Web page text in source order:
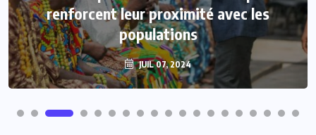
renforcent leur proximité avec les
populations
JUIL 07, 2024